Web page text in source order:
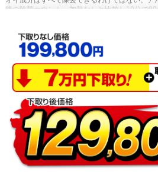
後の除菌カウント。加熱なしと比較し10分で99
物質を捕集・抑制/ニオイを抑制】閉鎖された
もので、実使用空間での効果を示すものではあ
抑制／カビバスター】約20分間。室温・湿度
は設定されておらずお客様ご自身による設定が
レス・クリーン システム】2026年3月1日時点
コンにおいて。通風路、フラップにステンレス
も搭載／凍結洗浄 除菌ヒートプラス】Xシリ
ス」とは加熱温度が異なる。手動運転のみ。
約93％】「凍結洗浄」機能についての満足度
※10【フィルター掃除で約10％の省エネ効果
23℃、室温安定時1時間平均の消費電力を計測
（521Wh）、掃除後の消費電力（466Wh）
フィルター】フィルターの性能。部屋全体へ
※12【ダストボックスのお手入れ】ダストボッ
に確認して、ホコリがたまっているようならお